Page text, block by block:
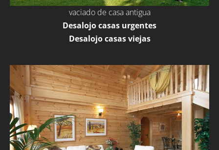
vaciado de casa antigua
Desalojo casas urgentes
Desalojo casas viejas